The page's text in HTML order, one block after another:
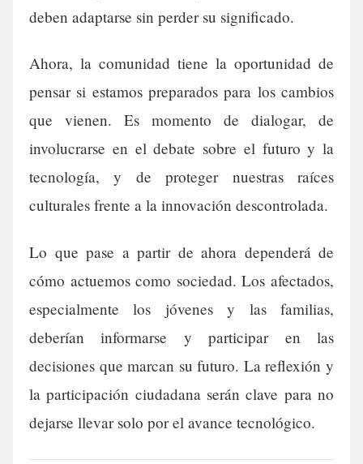
deben adaptarse sin perder su significado.
Ahora, la comunidad tiene la oportunidad de
pensar si estamos preparados para los cambios
que vienen. Es momento de dialogar, de
involucrarse en el debate sobre el futuro y la
tecnología, y de proteger nuestras raíces
culturales frente a la innovación descontrolada.
Lo que pase a partir de ahora dependerá de
cómo actuemos como sociedad. Los afectados,
especialmente los jóvenes y las familias,
deberían informarse y participar en las
decisiones que marcan su futuro. La reflexión y
la participación ciudadana serán clave para no
dejarse llevar solo por el avance tecnológico.